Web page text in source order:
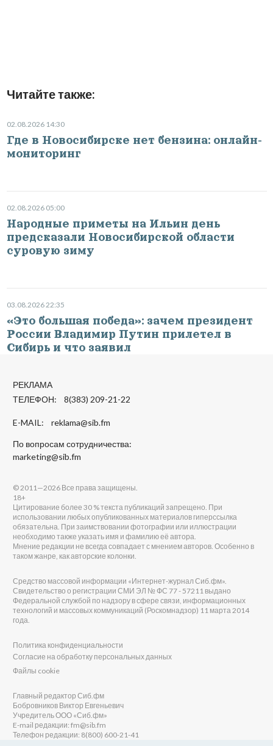
Читайте также:
02.08.2026 14:30
Где в Новосибирске нет бензина: онлайн-
мониторинг
02.08.2026 05:00
Народные приметы на Ильин день
предсказали Новосибирской области
суровую зиму
03.08.2026 22:35
«Это большая победа»: зачем президент
России Владимир Путин прилетел в
Сибирь и что заявил
РЕКЛАМА
ТЕЛЕФОН: 8(383) 209-21-22
E-MAIL: reklama@sib.fm
По вопросам сотрудничества:
marketing@sib.fm
© 2011—2026 Все права защищены.
18+
Цитирование более 30 % текста публикаций запрещено. При
использовании любых опубликованных материалов гиперссылка
обязательна. При заимствовании фотографии или иллюстрации
необходимо также указать имя и фамилию её автора.
Мнение редакции не всегда совпадает с мнением авторов. Особенно в
таком жанре, как авторские колонки.
Средство массовой информации «Интернет-журнал Сиб.фм».
Свидетельство о регистрации СМИ ЭЛ № ФС 77 - 57211 выдано
Федеральной службой по надзору в сфере связи, информационных
технологий и массовых коммуникаций (Роскомнадзор) 11 марта 2014
года.
Политика конфиденциальности
Согласие на обработку персональных данных
Файлы cookie
Главный редактор Сиб.фм
Бобровников Виктор Евгеньевич
Учредитель ООО «Сиб.фм»
E-mail редакции: fm@sib.fm
Телефон редакции: 8(800) 600-21-41